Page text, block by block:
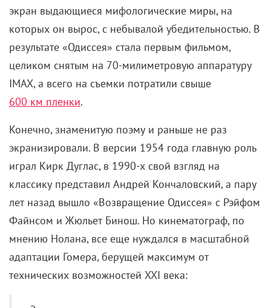
экран выдающиеся мифологические миры, на
которых он вырос, с небывалой убедительностью. В
результате «Одиссея» стала первым фильмом,
целиком снятым на 70-милиметровую аппаратуру
IMAX, а всего на съемки потратили свыше
600 км пленки.
Конечно, знаменитую поэму и раньше не раз
экранизировали. В версии 1954 года главную роль
играл Кирк Дуглас, в 1990-х свой взгляд на
классику представил Андрей Кончаловский, а пару
лет назад вышло «Возвращение Одиссея» с Рэйфом
Файнсом и Жюльет Бинош. Но кинематограф, по
мнению Нолана, все еще нуждался в масштабной
адаптации Гомера, берущей максимум от
технических возможностей XXI века: